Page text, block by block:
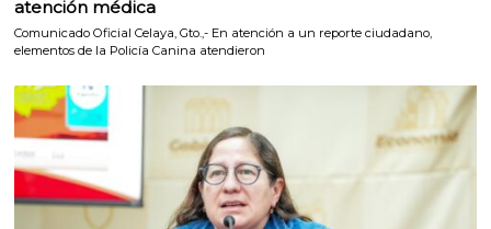
atención médica
Comunicado Oficial Celaya, Gto.,- En atención a un reporte ciudadano,
elementos de la Policía Canina atendieron